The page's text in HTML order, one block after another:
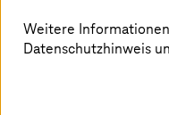
Wie werden
Weitere
Datenschutzhinweis